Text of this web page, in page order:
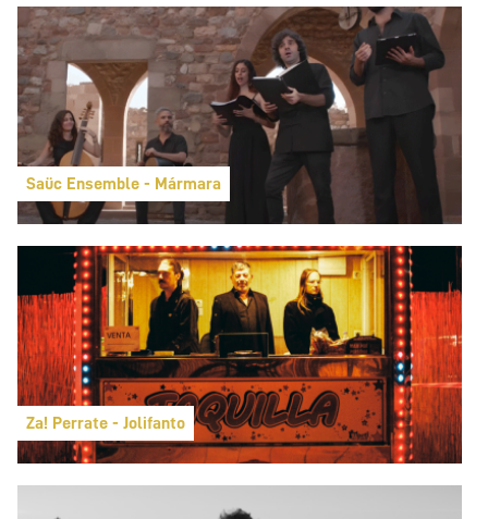
Saüc Ensemble - Mármara
Za! Perrate - Jolifanto